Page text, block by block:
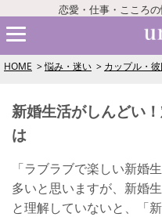
恋愛・仕事・こころ
HOME 悩み・迷い カップル・
新婚生活がしんどい
は
「ラブラブで楽しい新婚
多いと思いますが、新婚
と理解していないと、「